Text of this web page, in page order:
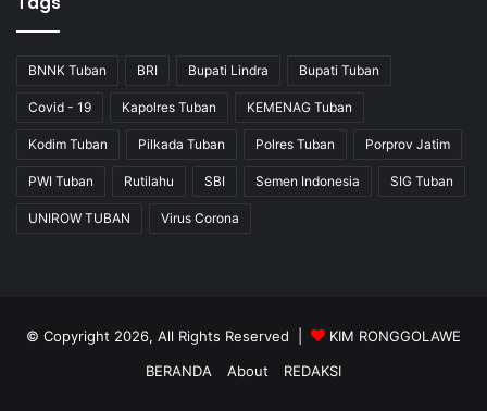
BNNK Tuban BRI Bupati Lindra Bupati Tuban
Covid - 19 Kapolres Tuban KEMENAG Tuban
Kodim Tuban Pilkada Tuban Polres Tuban Porprov Jatim
PWI Tuban Rutilahu SBI Semen Indonesia SIG Tuban
UNIROW TUBAN Virus Corona
© Copyright 2026, All Rights Reserved |
KIM RONGGOLAWE
BERANDA
About REDAKSI